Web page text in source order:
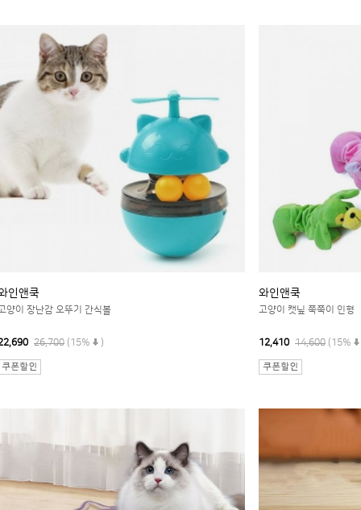
인앤쿡
양이 장난감 오뚜기 간식볼
26,700 (15% )
와인앤쿡
고양이 캣닢 쭉쭉이 인형
12,410 14,600 (15%